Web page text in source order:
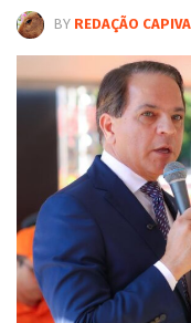
BY REDAÇÃO